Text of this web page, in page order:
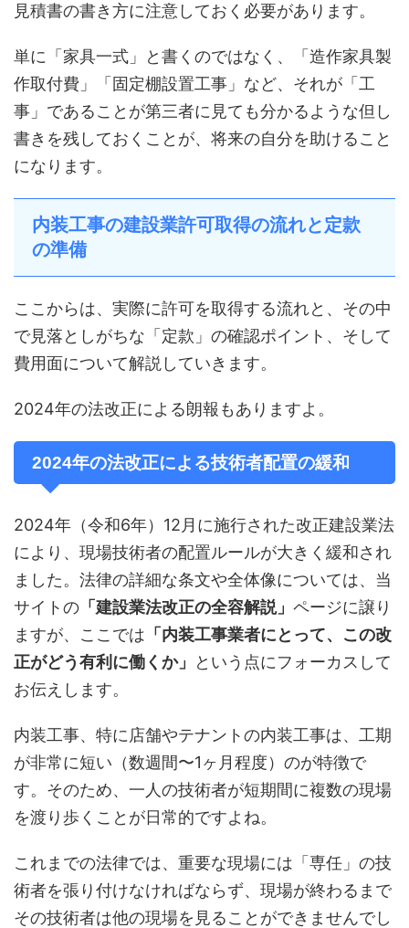
見積書の書き方に注意しておく必要があります。
単に「家具一式」と書くのではなく、「造作家具製
作取付費」「固定棚設置工事」など、それが「工
事」であることが第三者に見ても分かるような但し
書きを残しておくことが、将来の自分を助けること
になります。
内装工事の建設業許可取得の流れと定款
の準備
ここからは、実際に許可を取得する流れと、その中
で見落としがちな「定款」の確認ポイント、そして
費用面について解説していきます。
2024年の法改正による朗報もありますよ。
2024年の法改正による技術者配置の緩和
2024年（令和6年）12月に施行された改正建設業法
により、現場技術者の配置ルールが大きく緩和され
ました。法律の詳細な条文や全体像については、当
サイトの 「建設業法改正の全容解説」 ページに譲り
ますが、ここでは 「内装工事業者にとって、この改
正がどう有利に働くか」
という点にフォーカスして
お伝えします。
内装工事、特に店舗やテナントの内装工事は、工期
が非常に短い（数週間〜1ヶ月程度）のが特徴で
す。そのため、一人の技術者が短期間に複数の現場
を渡り歩くことが日常的ですよね。
これまでの法律では、重要な現場には「専任」の技
術者を張り付けなければならず、現場が終わるまで
その技術者は他の現場を見ることができませんでし